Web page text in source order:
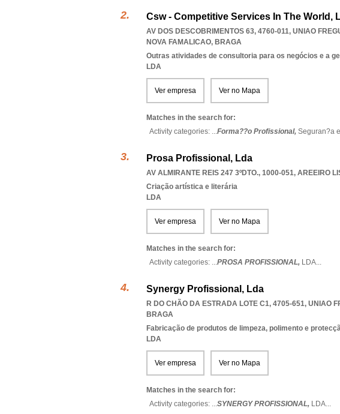
Csw - Competitive Services In The World,
AV DOS DESCOBRIMENTOS 63, 4760-011, UNIAO
NOVA FAMALICAO, BRAGA
Outras atividades de consultoria para os negócios e a
LDA
Ver empresa Ver no Mapa
Matches in the search for:
Activity categories: ...Forma??o Profissional, Seguran?a
Prosa Profissional, Lda
AV ALMIRANTE REIS 247 3ºDTO., 1000-051, AREEIRO
Criação artística e literária
LDA
Ver empresa Ver no Mapa
Matches in the search for:
Activity categories: ...PROSA PROFISSIONAL, LDA...
Synergy Profissional, Lda
R DO CHÃO DA ESTRADA LOTE C1, 4705-651, UNIAO
BRAGA
Fabricação de produtos de limpeza, polimento e
LDA
Ver empresa Ver no Mapa
Matches in the search for:
Activity categories: ...SYNERGY PROFISSIONAL, LDA...